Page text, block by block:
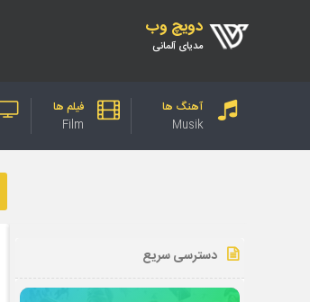
دویچ وب
مدیای آلمانی
آهنگ ها
Musik
فیلم ها
Film
دسترسی سریع